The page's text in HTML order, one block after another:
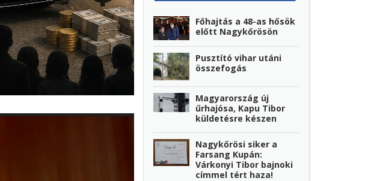
Főhajtás a 48-as hősök
előtt Nagykőrösön
Pusztító vihar utáni
összefogás
Magyarország új
űrhajósa, Kapu Tibor
küldetésre készen
Nagykőrösi siker a
Farsang Kupán:
Várkonyi Tibor bajnoki
címmel tért haza!